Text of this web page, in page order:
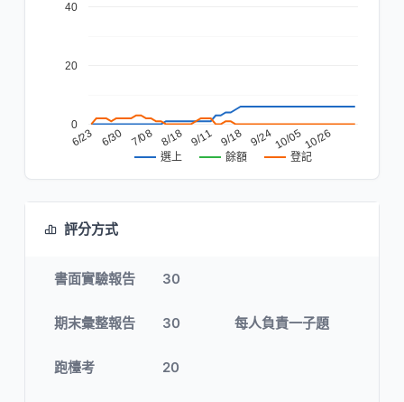
選上 餘額 登記
6/23 6/30 7/08 8/18 9/11 9/18 9/2410/0510/26
0
20
40
評分方式
書面實驗報告 30
期末彙整報告 30 每人負責一子題
跑檯考 20